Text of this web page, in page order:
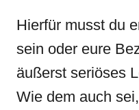
Hierfür musst du
sein oder eure
äußerst seriöses
Wie dem auch